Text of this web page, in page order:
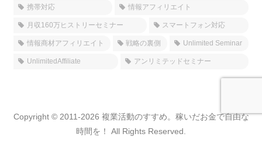
携帯対応 情報アフィリエイト
月収160万ヒストリーセミナー スマートフォン対応
情報商材アフィリエイト 戦略の裏側 Unlimited Seminar
UnlimitedAffiliate アンリミテッドセミナー
Copyright © 2011-2026 複業活動のすすめ。稼いだお金で自由な
時間を！ All Rights Reserved.